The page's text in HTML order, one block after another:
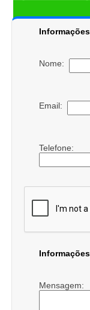
Nome:
Email:
Telefone:
Mensagem: